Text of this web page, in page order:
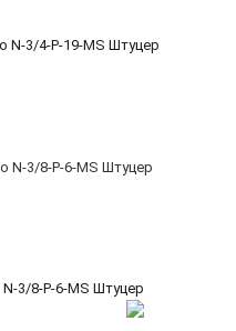
N-3/4-P-19-MS Штуцер
3/8-P-6-MS Штуцер